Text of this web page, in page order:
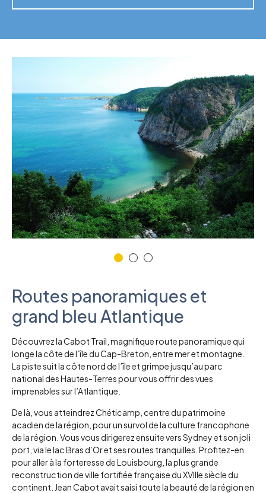
Routes panoramiques et
grand bleu Atlantique
Découvrez la Cabot Trail, magnifique route panoramique qui
longe la côte de l’île du Cap-Breton, entre mer et montagne.
La piste suit la côte nord de l’île et grimpe jusqu’au parc
national des Hautes-Terres pour vous offrir des vues
imprenables sur l’Atlantique.
De là, vous atteindrez Chéticamp, centre du patrimoine
acadien de la région, pour un survol de la culture francophone
de la région. Vous vous dirigerez ensuite vers Sydney et son joli
port, via le lac Bras d’Or et ses routes tranquilles. Profitez-en
pour aller à la forteresse de Louisbourg, la plus grande
reconstruction de ville fortifiée française du XVIIIe siècle du
continent. Jean Cabot avait saisi toute la beauté de la région en